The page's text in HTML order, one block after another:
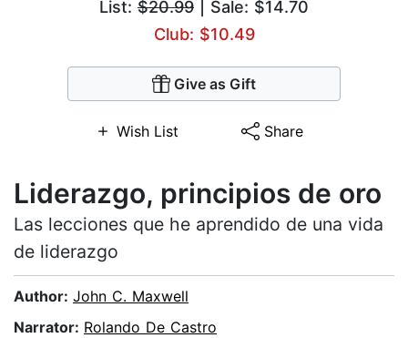
List: $20.99 | Sale: $14.70
Club: $10.49
Give as Gift
Wish List Share
Liderazgo, principios de oro
Las lecciones que he aprendido de una vida
de liderazgo
Author: John C. Maxwell
Narrator: Rolando De Castro